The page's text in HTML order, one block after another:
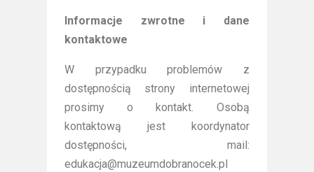
Informacje zwrotne i dane
kontaktowe
W przypadku problemów z
dostępnością strony internetowej
prosimy o kontakt. Osobą
kontaktową jest koordynator
dostępności, mail:
edukacja@muzeumdobranocek.pl